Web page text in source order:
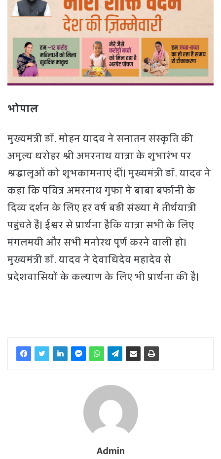
भोपाल
मुख्यमंत्री डॉ. मोहन यादव ने सनातन संस्कृति की
अमूल्य धरोहर श्री अमरनाथ यात्रा के शुभारंभ पर
श्रद्धालुओं को शुभकामनाएं दीं। मुख्यमंत्री डॉ. यादव ने
कहा कि पवित्र अमरनाथ गुफा में बाबा बर्फानी के
दिव्य दर्शन के लिए हर वर्ष बड़ी संख्या में तीर्थयात्री
पहुंचते हैं। ईश्वर से प्रार्थना है‍कि यात्रा सभी के लिए
मंगलमयी और सभी मनोरथ पूर्ण करने वाली हो।
मुख्यमंत्री डॉ. यादव ने देवाधिदेव महादेव से
प्रदेशवासियों के कल्याण के लिए भी प्रार्थना की है।
Admin